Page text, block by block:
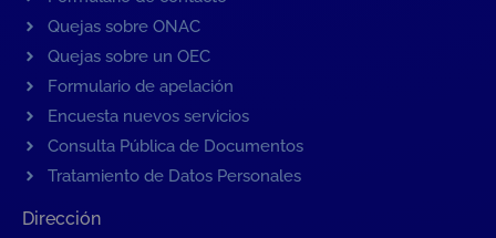
Quejas sobre ONAC
Quejas sobre un OEC
Formulario de apelación
Encuesta nuevos servicios
Consulta Pública de Documentos
Tratamiento de Datos Personales
Dirección